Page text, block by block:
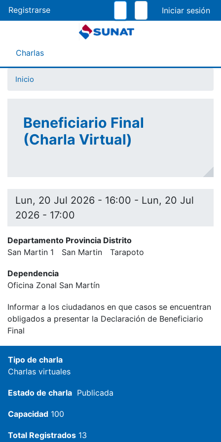
al
contenido
Registrarse
Menú Asistente
Charlas
Inicio
Beneficiario Final
(Charla Virtual)
Lun, 20 Jul 2026 - 16:00 - Lun, 20 Jul
2026 - 17:00
Departamento Provincia Distrito
San Martin 1
San Martin Tarapoto
Dependencia
Oficina Zonal San Martín
Informar a los ciudadanos en que casos se encuentran
obligados a presentar la Declaración de Beneficiario
Final
Tipo de charla
Charlas virtuales
Estado de charla Publicada
Capacidad 100
Total Registrados 13